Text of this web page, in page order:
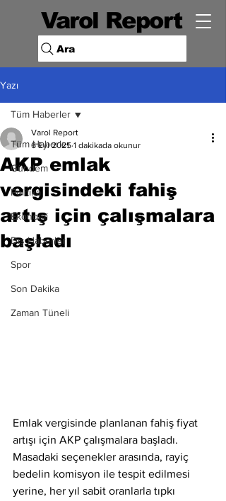
Varol Report
Ara
Yazı
Tüm Haberler
Gündem
Politika
Ekonomi
Dış Haberler
Spor
Son Dakika
Zaman Tüneli
Tüm Haberler
AKP emlak
vergisindeki fahiş
artış için çalışmalara
başladı
Varol Report
6 Eyl 2025 1 dakikada okunur
Emlak vergisinde planlanan fahiş fiyat
artışı için AKP çalışmalara başladı.
Masadaki seçenekler arasında, rayiç
bedelin komisyon ile tespit edilmesi
yerine, her yıl sabit oranlarla tıpkı